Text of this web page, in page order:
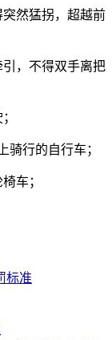
然猛拐，超越前
，不得双手离把
行的自行车；
车；
标准